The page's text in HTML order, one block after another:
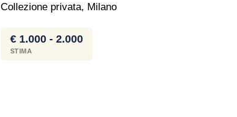
Collezione privata, Milano
€ 1.000 - 2.000
STIMA